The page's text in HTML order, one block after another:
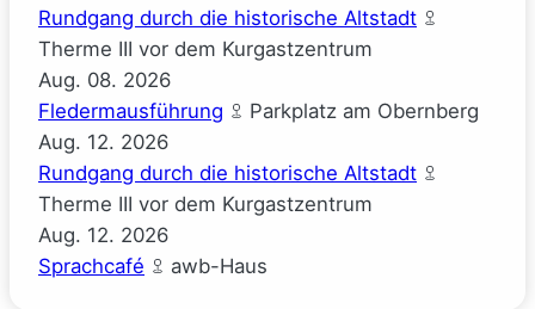
Rundgang durch die historische Altstadt
Therme III vor dem Kurgastzentrum
Aug. 08. 2026
Fledermausführung
Parkplatz am Obernberg
Aug. 12. 2026
Rundgang durch die historische Altstadt
Therme III vor dem Kurgastzentrum
Aug. 12. 2026
Sprachcafé
awb-Haus